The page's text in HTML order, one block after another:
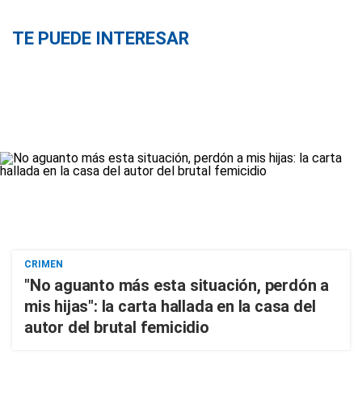
TE PUEDE INTERESAR
CRIMEN
"No aguanto más esta situación, perdón a
mis hijas": la carta hallada en la casa del
autor del brutal femicidio